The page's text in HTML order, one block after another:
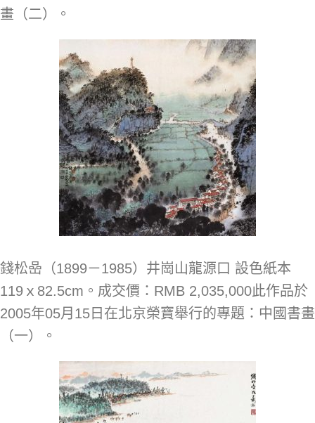
畫（二）。
錢松喦（1899－1985）井崗山龍源口 設色紙本
119ｘ82.5cm。成交價：RMB 2,035,000此作品於
2005年05月15日在北京榮寶舉行的專題：中國書畫
（一）。